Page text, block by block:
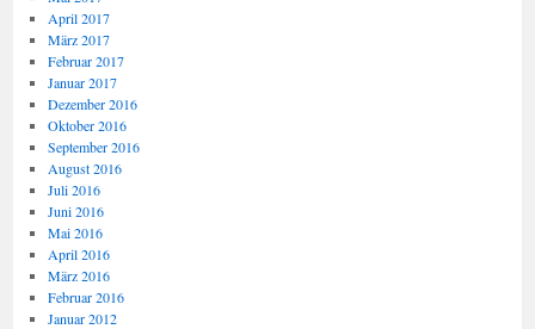
April 2017
März 2017
Februar 2017
Januar 2017
Dezember 2016
Oktober 2016
September 2016
August 2016
Juli 2016
Juni 2016
Mai 2016
April 2016
März 2016
Februar 2016
Januar 2012